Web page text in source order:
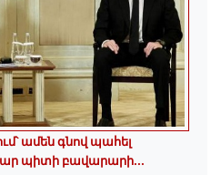
ամեն գնով պահել
պիտի բավարարի...